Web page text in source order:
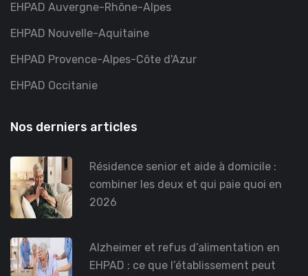
EHPAD Auvergne-Rhône-Alpes
EHPAD Nouvelle-Aquitaine
EHPAD Provence-Alpes-Côte d'Azur
EHPAD Occitanie
Nos derniers articles
Résidence senior et aide à domicile :
combiner les deux et qui paie quoi en
2026
Alzheimer et refus d’alimentation en
EHPAD : ce que l’établissement peut